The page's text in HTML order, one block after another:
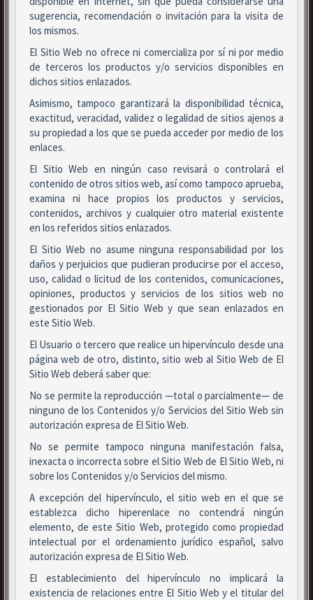
sugerencia, recomendación o invitación para la visita de
los mismos.
El Sitio Web no ofrece ni comercializa por sí ni por medio
de terceros los productos y/o servicios disponibles en
dichos sitios enlazados.
Asimismo, tampoco garantizará la disponibilidad técnica,
exactitud, veracidad, validez o legalidad de sitios ajenos a
su propiedad a los que se pueda acceder por medio de los
enlaces.
El Sitio Web en ningún caso revisará o controlará el
contenido de otros sitios web, así como tampoco aprueba,
examina ni hace propios los productos y servicios,
contenidos, archivos y cualquier otro material existente
en los referidos sitios enlazados.
El Sitio Web no asume ninguna responsabilidad por los
daños y perjuicios que pudieran producirse por el acceso,
uso, calidad o licitud de los contenidos, comunicaciones,
opiniones, productos y servicios de los sitios web no
gestionados por El Sitio Web y que sean enlazados en
este Sitio Web.
El Usuario o tercero que realice un hipervínculo desde una
página web de otro, distinto, sitio web al Sitio Web de El
Sitio Web deberá saber que:
No se permite la reproducción —total o parcialmente— de
ninguno de los Contenidos y/o Servicios del Sitio Web sin
autorización expresa de El Sitio Web.
No se permite tampoco ninguna manifestación falsa,
inexacta o incorrecta sobre el Sitio Web de El Sitio Web, ni
sobre los Contenidos y/o Servicios del mismo.
A excepción del hipervínculo, el sitio web en el que se
establezca dicho hiperenlace no contendrá ningún
elemento, de este Sitio Web, protegido como propiedad
intelectual por el ordenamiento jurídico español, salvo
autorización expresa de El Sitio Web.
El establecimiento del hipervínculo no implicará la
existencia de relaciones entre El Sitio Web y el titular del